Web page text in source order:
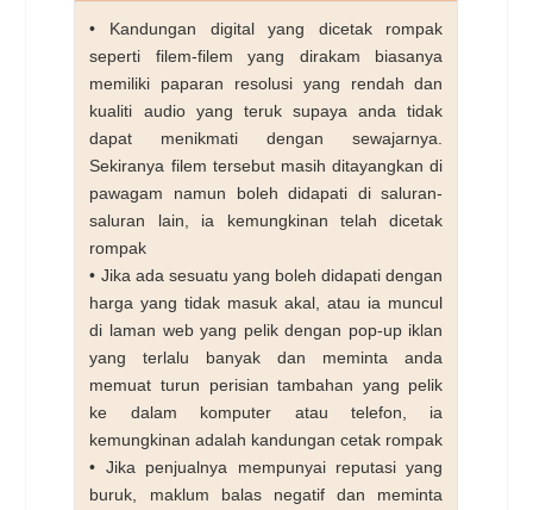
• Kandungan digital yang dicetak rompak
seperti filem-filem yang dirakam biasanya
memiliki paparan resolusi yang rendah dan
kualiti audio yang teruk supaya anda tidak
dapat menikmati dengan sewajarnya.
Sekiranya filem tersebut masih ditayangkan di
pawagam namun boleh didapati di saluran-
saluran lain, ia kemungkinan telah dicetak
rompak
• Jika ada sesuatu yang boleh didapati dengan
harga yang tidak masuk akal, atau ia muncul
di laman web yang pelik dengan pop-up iklan
yang terlalu banyak dan meminta anda
memuat turun perisian tambahan yang pelik
ke dalam komputer atau telefon, ia
kemungkinan adalah kandungan cetak rompak
• Jika penjualnya mempunyai reputasi yang
buruk, maklum balas negatif dan meminta